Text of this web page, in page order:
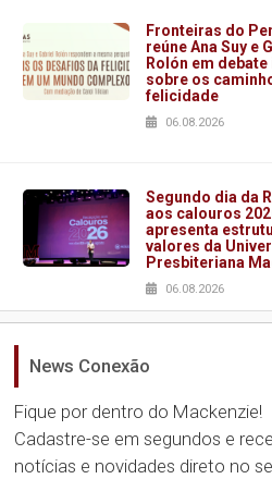
Fronteiras do
reúne Ana Suy e
Rolón em
sobre os
felicidade
06.08.2026
Segundo dia da
aos calouros
apresenta
valores da
Presbiteriana
06.08.2026
Nova
brasileira
05.08.2026
News Conexão
Fique por dentro do Mackenzie!
Cadastre-se em segundos e
notícias e novidades direto no